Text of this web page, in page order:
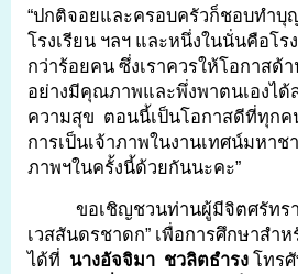
“ปกติจอยและครอบครัวก็ชอบทำ
โรงเรียน ฯลฯ และหนึ่งในนั่นคือโ
กว่าร้อยคน ซึ่งเราควรให้โอกาสด้
อย่างมีคุณภาพและพึ่งพาตนเองไ
ความสุข ตอนนี้เป็นโอกาสดีที่ทุกค
การเป็นเจ้าภาพในงานเทศน์มหา
ภาพฯในครั้งนี้ด้วยกันนะคะ”
ขอเชิญชวนท่านผู้มีจิตศรัทร
เวสสันดรชาดก” เพื่อการศึกษาส
ได้ที่ นางอัจจิมา ชวลิตธำรง โทร